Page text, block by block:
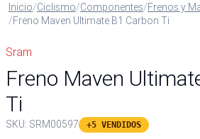
Inicio/Ciclismo/Componentes/Frenos y
/Freno Maven Ultimate B1 Carbon Ti
Sram
Freno Maven
Ti
SKU: SRM00597 +5 VENDIDOS